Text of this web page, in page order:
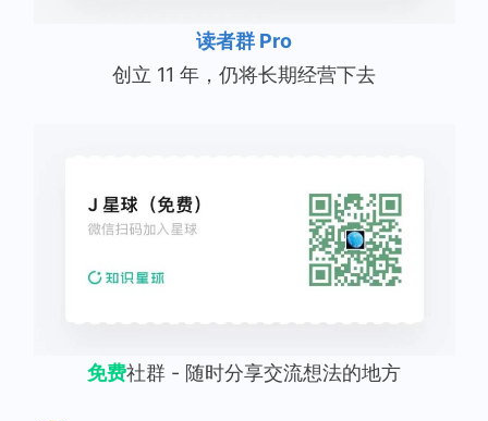
读者群 Pro
创立 11 年，仍将长期经营下去
免费社群 - 随时分享交流想法的地方